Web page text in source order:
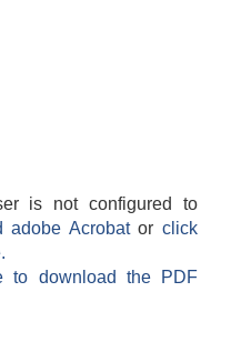
is not configured to
adobe Acrobatorclick
to download the PDF